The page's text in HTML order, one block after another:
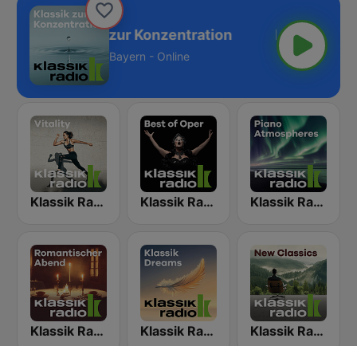
Radio Klassik zur Konzentration
Bayern - Online
Klassik Radio Vitality Klassik Klassik Radio Best of Oper Klassik Radio Piano New Classics
Klassik Radio Romantischer Abend Klassik Radio Klassik Dreams Klassik Radio New Classics